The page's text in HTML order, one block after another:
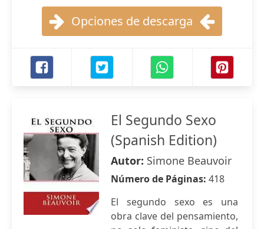
Opciones de descarga
El Segundo Sexo
(Spanish Edition)
Autor: Simone Beauvoir
Número de Páginas: 418
El segundo sexo es una
obra clave del pensamiento,